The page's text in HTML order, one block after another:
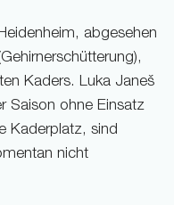
abgesehen
Kaders. Luka Janeš
Saison ohne Einsatz
Kaderplatz, sind
nicht